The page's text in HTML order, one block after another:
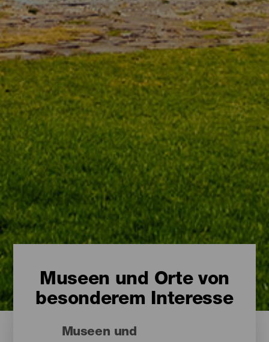
Museen und Orte von
besonderem Interesse
Museen und